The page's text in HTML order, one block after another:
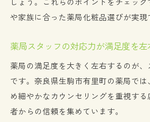
薬局の日用品取り扱いが日
ート
する
薬局利用で家計と時短を同
法
薬局化粧品取り扱いと日用
ト
や家族に合った薬局化粧品選びが実現
薬局スタッフの対応力が満足度を
薬局の満足度を大きく左右するのが
です。奈良県生駒市有里町の薬局では
め細やかなカウンセリングを重視す
者からの信頼を集めています。